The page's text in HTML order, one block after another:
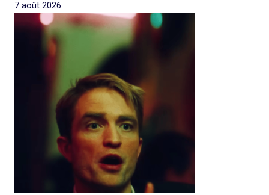
7 août 2026